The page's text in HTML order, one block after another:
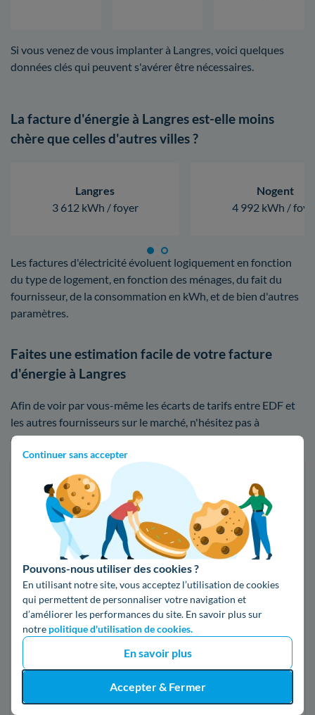
Continuer sans accepter
Pouvons-nous utiliser des cookies ?
En utilisant notre site, vous acceptez l’utilisation de cookies
qui permettent de personnaliser votre navigation et
d’améliorer les performances du site. En savoir plus sur
notre politique d'utilisation de cookies.
En savoir plus
Accepter & Fermer
Si vous venez de vous implanter à Langres, voici quelques
données clés qui peuvent s'avérer être nécessaires.
La facture d'énergie à Langres est-elle moins
chère que celles d'autres villes ?
Langres
3 612 kWh / foyer
Nogent
4 992 kWh /
Les factures d'électricité évoluent logiquement en fonction
du type de logement, en fonction des ménages, du fait du
fournisseur, de la consommation en kWh, et de bien d'autres
paramètres.
Faites une estimation facile de votre facture
d'énergie à Langres
Afin de voir par vous-même les écarts de tarifs entre EDF et
les autres fournisseurs sur le marché, n'hésitez pas à
comparer les offres d'électricité ou de gaz :
Faites des économies sur vos factures d'énergie
Je compare
Électricité Gaz naturel
Code postal
52200 (LANGRES)
Pour mon